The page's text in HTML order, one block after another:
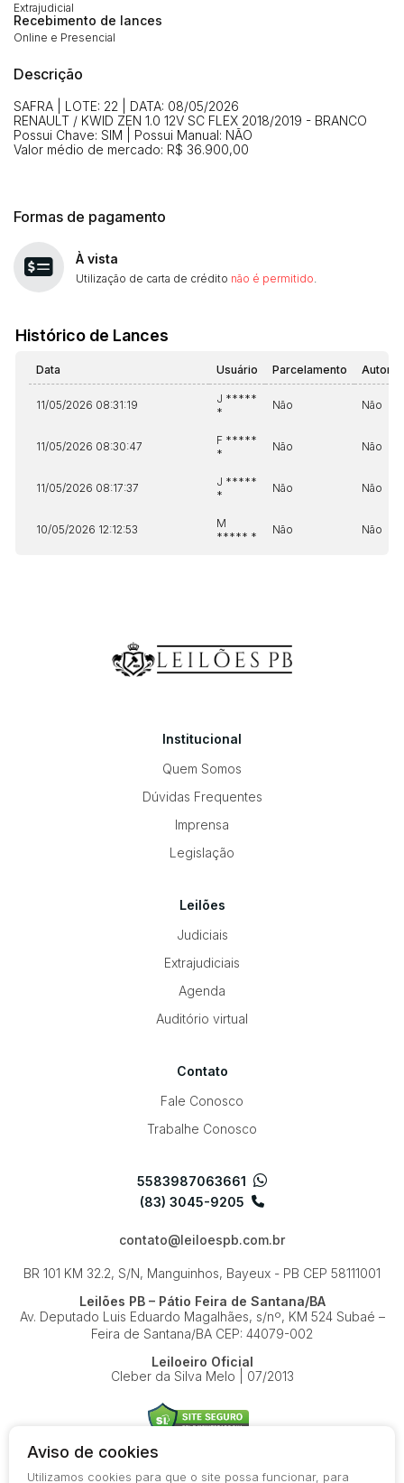
Extrajudicial
Recebimento de lances
Online e Presencial
Descrição
SAFRA | LOTE: 22 | DATA: 08/05/2026
RENAULT / KWID ZEN 1.0 12V SC FLEX 2018/2019 - BRANCO
Possui Chave: SIM | Possui Manual: NÃO
Valor médio de mercado: R$ 36.900,00
Formas de pagamento
À vista
Utilização de carta de crédito não é permitido
Histórico de Lances
Data Usuário Parcelamento
11/05/2026 08:31:19
J *****
*
Não Não
11/05/2026 08:30:47
F *****
*
Não Não
11/05/2026 08:17:37
J *****
*
Não Não
10/05/2026 12:12:53
M
***** *
Não Não
14/04/2025 18:43:11
Institucional
Quem Somos
Dúvidas Frequentes
Imprensa
Legislação
Leilões
Judiciais
Extrajudiciais
Agenda
Auditório virtual
Contato
Fale Conosco
Trabalhe Conosco
5583987063661
(83) 3045-9205
contato@leiloespb.com.br
BR 101 KM 32.2, S/N, Manguinhos, Bayeux - PB CEP 58111001
Leilões PB – Pátio Feira de Santana/BA
Av. Deputado Luis Eduardo Magalhães, s/nº, KM 524Subaé –
Feira de Santana/BA CEP: 44079-002
Leiloeiro Oficial
Cleber da Silva Melo | 07/2013
Aviso de cookies
Utilizamos cookies para que o site possa funcionar, para